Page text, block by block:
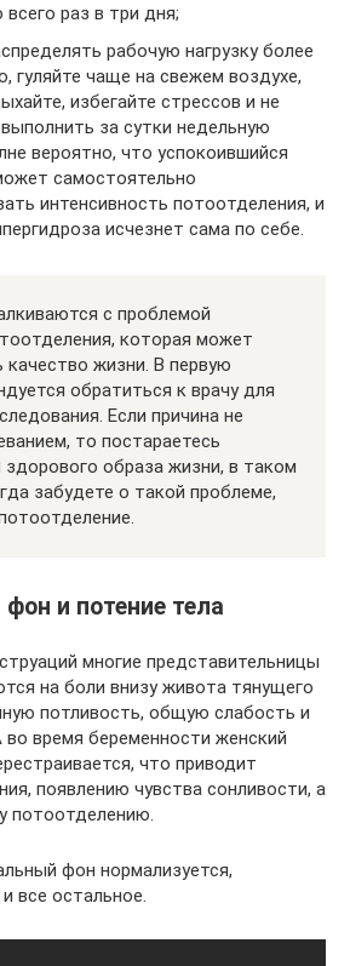
раз в три дня;
рабочую нагрузку более
гуляйте чаще на свежем воздухе,
избегайте стрессов и не
за сутки недельную
вероятно, что успокоившийся
самостоятельно
интенсивность потоотделения, и
исчезнет сама по себе.
с проблемой
которая может
качество жизни. В первую
обратиться к врачу для
Если причина не
то постараетесь
образа жизни, в таком
забудете о такой проблеме,
и потение тела
многие представительницы
на боли внизу живота тянущего
потливость, общую слабость и
время беременности женский
что приводит
появлению чувства сонливости, а
потоотделению.
фон нормализуется,
все остальное.